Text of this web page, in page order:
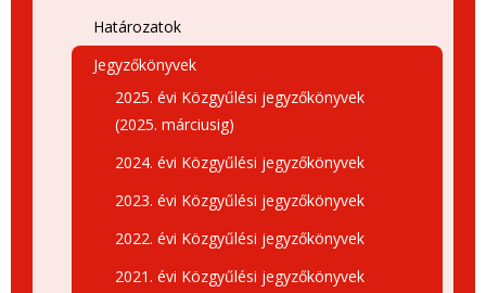
Határozatok
Jegyzőkönyvek
2025. évi Közgyűlési jegyzőkönyvek
(2025. márciusig)
2024. évi Közgyűlési jegyzőkönyvek
2023. évi Közgyűlési jegyzőkönyvek
2022. évi Közgyűlési jegyzőkönyvek
2021. évi Közgyűlési jegyzőkönyvek